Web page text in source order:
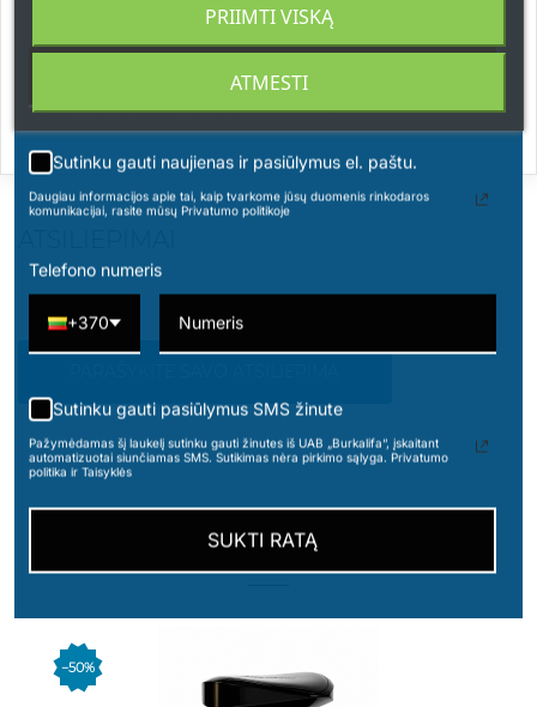
Širdies natos:vilkdalgis, jazmino absoliutas ir
Bazinės natos:pačiulių esencija
16 kitos prekės toje pačioje kategorijoje:
−50%
ATMESTI
PRIIMTI VISKĄ
Sutinku gauti naujienas ir pasiūlymus el. paštu.
Daugiau informacijos apie tai, kaip tvarkome jūsų duomenis rinkodaros
komunikacijai, rasite mūsų Privatumo politikoje
Telefono numeris
+370
Sutinku gauti pasiūlymus SMS žinute
Pažymėdamas šį laukelį sutinku gauti žinutes iš UAB „Burkalifa“, įskaitant
automatizuotai siunčiamas SMS. Sutikimas nėra pirkimo sąlyga. Privatumo
politika ir Taisyklės
SUKTI RATĄ